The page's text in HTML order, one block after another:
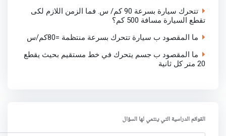
تتحرك سيارة بسرعة 90 كم/ س. فما الزمن اللازم لکی
تقطع السيارة مسافة 500 کم؟
ما المقصود ب سيارة تتحرك بسرعة منتظمة =80كم/س
ما المقصود ب جسم يتحرك في خط مستقيم بحيث يقطع
20 متر كل ثانية
القوائم الدراسية التي ينتمي لها السؤال